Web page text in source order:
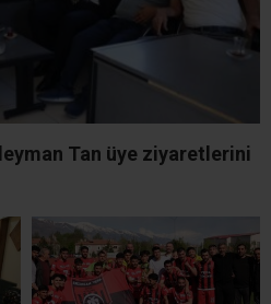
Tan üye ziyaretlerini